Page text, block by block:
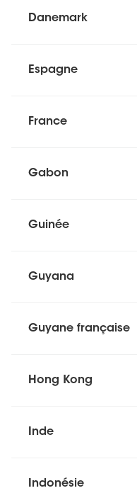
Danemark
Espagne
France
Gabon
Guinée
Guyana
Guyane française
Hong Kong
Inde
Indonésie